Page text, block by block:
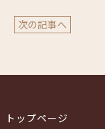
次の記事へ
トップページ